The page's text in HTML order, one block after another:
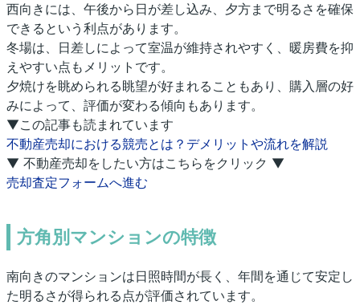
西向きには、午後から日が差し込み、夕方まで明るさを確保
できるという利点があります。
冬場は、日差しによって室温が維持されやすく、暖房費を抑
えやすい点もメリットです。
夕焼けを眺められる眺望が好まれることもあり、購入層の好
みによって、評価が変わる傾向もあります。
▼この記事も読まれています
不動産売却における競売とは？デメリットや流れを解説
▼ 不動産売却をしたい方はこちらをクリック ▼
売却査定フォームへ進む
方角別マンションの特徴
南向きのマンションは日照時間が長く、年間を通じて安定し
た明るさが得られる点が評価されています。